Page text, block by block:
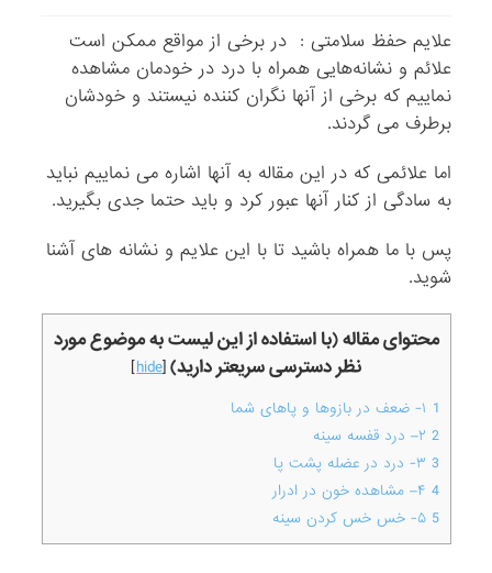
علایم حفظ سلامتی : در برخی از مواقع ممکن است
علائم و نشانه‌هایی همراه با درد در خودمان مشاهده
نماییم که برخی از آنها نگران کننده نیستند و خودشان
برطرف می گردند.
اما علائمی که در این مقاله به آنها اشاره می نماییم نباید
به سادگی از کنار آنها عبور کرد و باید حتما جدی بگیرید.
پس با ما همراه باشید تا با این علایم و نشانه های آشنا
شوید.
محتوای مقاله (با استفاده از این لیست به موضوع مورد
نظر دسترسی سریعتر دارید)[
hide
]
1
2
3
4
5 ۵- خس خس کردن سینه